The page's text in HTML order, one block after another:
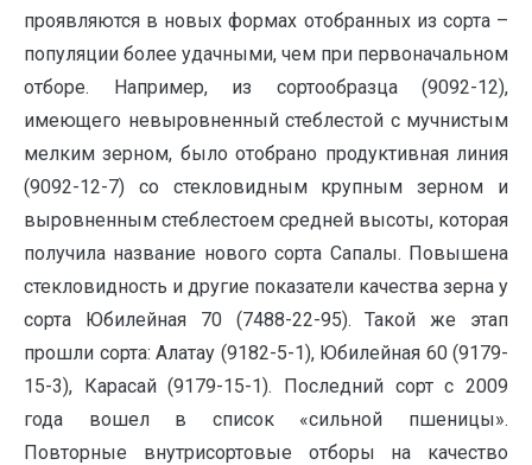
проявляются в новых формах отобранных из сорта –
популяции более удачными, чем при первоначальном
отборе. Например, из сортообразца (9092-12),
имеющего невыровненный стеблестой с мучнистым
мелким зерном, было отобрано продуктивная линия
(9092-12-7) со стекловидным крупным зерном и
выровненным стеблестоем средней высоты, которая
получила название нового сорта Сапалы. Повышена
стекловидность и другие показатели качества зерна у
сорта Юбилейная 70 (7488-22-95). Такой же этап
прошли сорта: Алатау (9182-5-1), Юбилейная 60 (9179-
15-3), Карасай (9179-15-1). Последний сорт с 2009
года вошел в список «сильной пшеницы».
Повторные внутрисортовые отборы на качество